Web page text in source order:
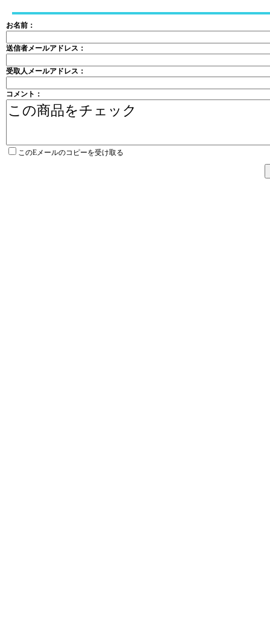
お名前：
送信者メールアドレス：
受取人メールアドレス：
コメント：
このEメールのコピーを受け取る